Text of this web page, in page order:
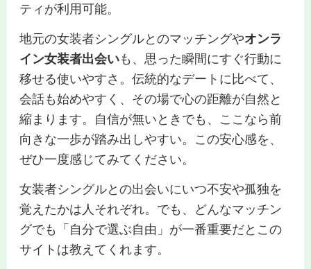
ティが利用可能。
地元の女装者シングルとのマッチングやオンラ
イン女装者出会いも、思った瞬間にすぐ行動に
移せる使いやすさ。伝統的なデートに比べて、
会話も始めやすく、その場で心の距離が自然と
縮まります。自信が無いときでも、ここなら前
向きな一歩が踏み出しやすい。この安心感を、
ぜひ一度感じてみてください。
女装者シングルとの出会いにいつ不安や孤独を
覚えたかは人それぞれ。でも、どんなマッチン
グでも「自分で選ぶ自由」が一番重要だとこの
サイトは教えてくれます。